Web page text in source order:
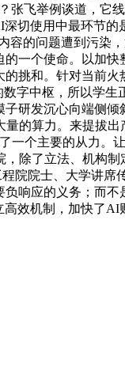
飞举例谈道，
切使用中最环节
的问题遭到污染
一个使命。以加
挑和。针对当前
字中枢，所以学
研发沉心向端侧
的算力。来提拔
个主要的从力
除了立法、机构
院院士、大学讲
响应的义务；而
效机制，加快了AI